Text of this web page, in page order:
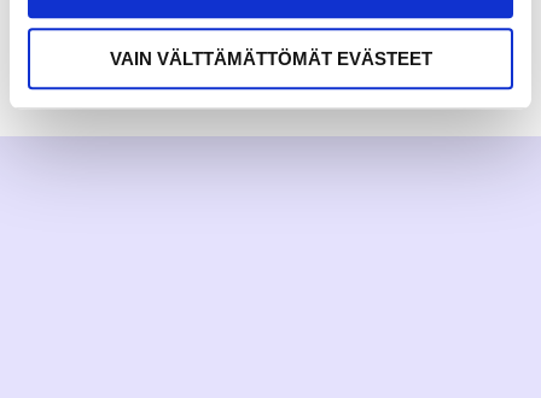
VAIN VÄLTTÄMÄTTÖMÄT EVÄSTEET